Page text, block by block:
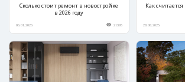
Сколько стоит ремонт в новостройке
в 2026 году
06.01.2026 21395
Как
28.08.2025